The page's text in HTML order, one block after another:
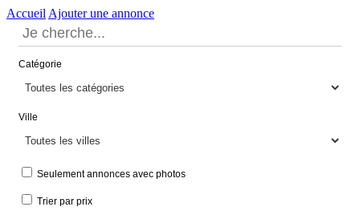
Accueil Ajouter une annonce
Catégorie
Ville
Seulement annonces avec photos
Trier par prix